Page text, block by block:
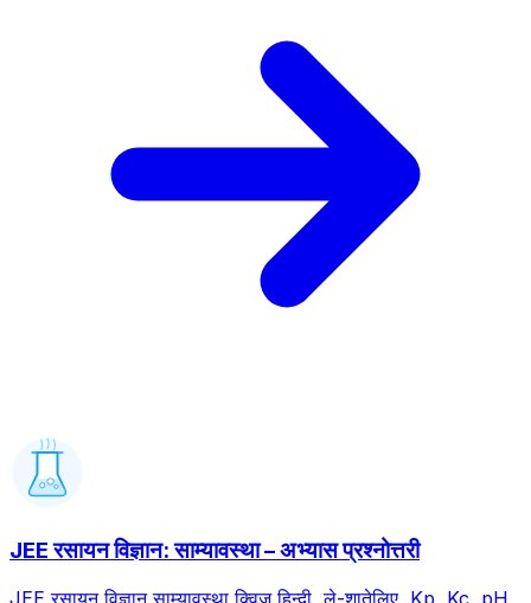
JEE रसायन विज्ञान: साम्यावस्था – अभ्यास प्रश्नोत्तरी
JEE रसायन विज्ञान साम्यावस्था क्विज़ हिन्दी, ले-शातेलिए, Kp, Kc, pH